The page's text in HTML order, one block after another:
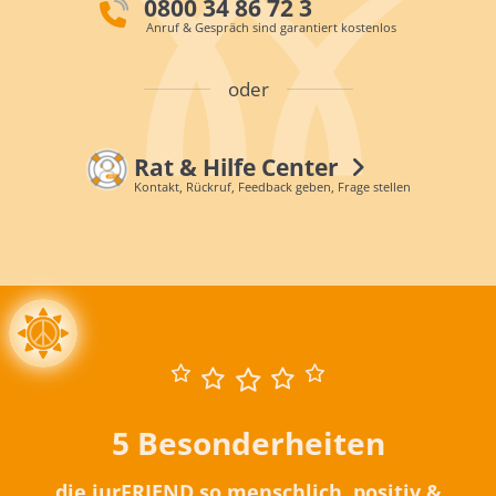
0800 34 86 72 3
Anruf & Gespräch sind garantiert kostenlos
oder
Rat & Hilfe Center
Kontakt, Rückruf, Feedback geben, Frage stellen
5 Besonderheiten